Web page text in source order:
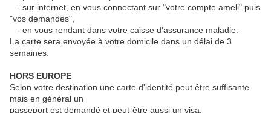
- sur internet, en vous connectant sur "votre compte ameli" puis
"vos demandes",
- en vous rendant dans votre caisse d'assurance maladie.
La carte sera envoyée à votre domicile dans un délai de 3
semaines.
HORS EUROPE
Selon votre destination une carte d'identité peut être suffisante
mais en général un
passeport est demandé et peut-être aussi un visa.